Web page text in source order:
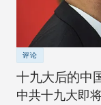
评论
十九大后的中
中共十九大即